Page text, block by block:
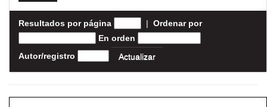
Resultados por página | Ordenar por
En orden
Autor/registro